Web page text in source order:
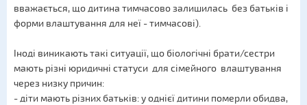
вважається, що дитина тимчасово залишилась без батьків і
форми влаштування для неї - тимчасові).
Іноді виникають такі ситуації, що біологічні брати/сестри
мають різні юридичні статуси для сімейного влаштування
через низку причин:
- діти мають різних батьків: у однієї дитини померли обидва,